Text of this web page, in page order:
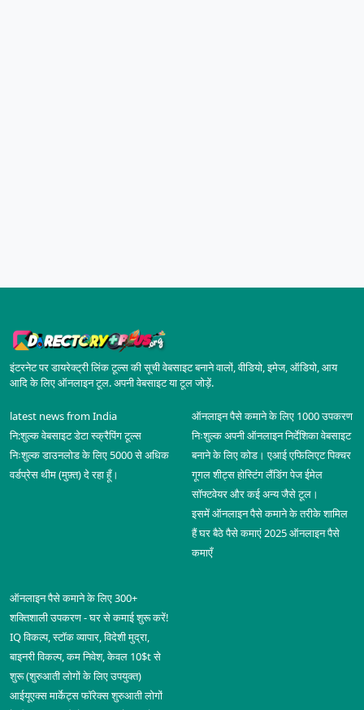
इंटरनेट पर डायरेक्ट्री लिंक टूल्स की सूची वेबसाइट बनाने वालों, वीडियो, इमेज, ऑडियो, आय
आदि के लिए ऑनलाइन टूल. अपनी वेबसाइट या टूल जोड़ें.
latest news from India
नि:शुल्क वेबसाइट डेटा स्क्रैपिंग टूल्स
निःशुल्क डाउनलोड के लिए 5000 से अधिक
वर्डप्रेस थीम (मुफ़्त) दे रहा हूँ।
ऑनलाइन पैसे कमाने के लिए 1000 उपकरण
निःशुल्क अपनी ऑनलाइन निर्देशिका वेबसाइट
बनाने के लिए कोड। एआई एफिलिएट पिक्चर
गूगल शीट्स होस्टिंग लैंडिंग पेज ईमेल
सॉफ्टवेयर और कई अन्य जैसे टूल।
इसमें ऑनलाइन पैसे कमाने के तरीके शामिल
हैं घर बैठे पैसे कमाएं 2025 ऑनलाइन पैसे
कमाएँ
ऑनलाइन पैसे कमाने के लिए 300+
शक्तिशाली उपकरण - घर से कमाई शुरू करें!
IQ विकल्प, स्टॉक व्यापार, विदेशी मुद्रा,
बाइनरी विकल्प, कम निवेश, केवल 10$t से
शुरू (शुरुआती लोगों के लिए उपयुक्त)
आईयूएक्स मार्केट्स फॉरेक्स शुरुआती लोगों